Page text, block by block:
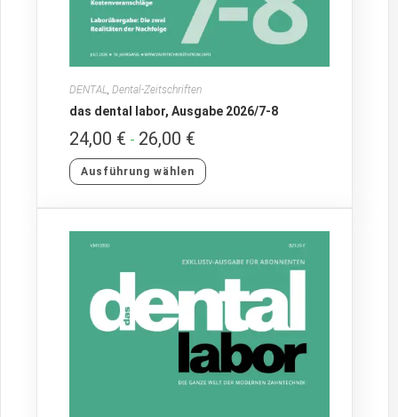
DENTAL,Dental-Zeitschriften
das dental labor, Ausgabe 2026/7-8
24,00 € - 26,00 €
Ausführung wählen